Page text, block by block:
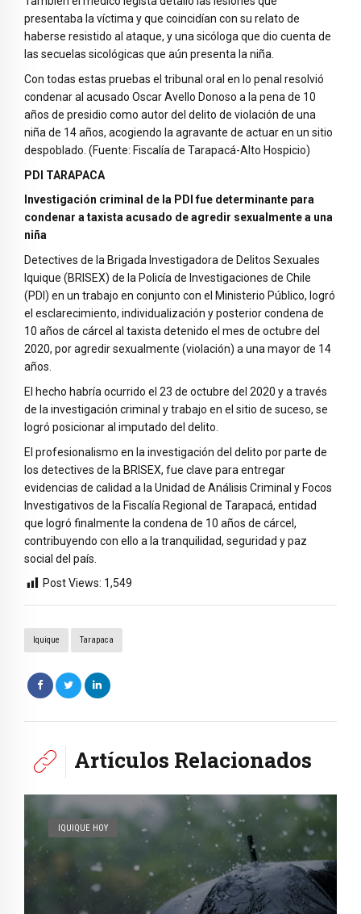
presentaba la víctima y que coincidían con su relato de
haberse resistido al ataque, y una sicóloga que dio cuenta de
las secuelas sicológicas que aún presenta la niña.
Con todas estas pruebas el tribunal oral en lo penal resolvió
condenar al acusado Oscar Avello Donoso a la pena de 10
años de presidio como autor del delito de violación de una
niña de 14 años, acogiendo la agravante de actuar en un sitio
despoblado. (Fuente: Fiscalía de Tarapacá-Alto Hospicio)
PDI TARAPACA
Investigación criminal de la PDI fue determinante para
condenar a taxista acusado de agredir sexualmente a una
niña
Detectives de la Brigada Investigadora de Delitos Sexuales
Iquique (BRISEX) de la Policía de Investigaciones de Chile
(PDI) en un trabajo en conjunto con el Ministerio Público, logró
el esclarecimiento, individualización y posterior condena de
10 años de cárcel al taxista detenido el mes de octubre del
2020, por agredir sexualmente (violación) a una mayor de 14
años.
El hecho habría ocurrido el 23 de octubre del 2020 y a través
de la investigación criminal y trabajo en el sitio de suceso, se
logró posicionar al imputado del delito.
El profesionalismo en la investigación del delito por parte de
los detectives de la BRISEX, fue clave para entregar
evidencias de calidad a la Unidad de Análisis Criminal y Focos
Investigativos de la Fiscalía Regional de Tarapacá, entidad
que logró finalmente la condena de 10 años de cárcel,
contribuyendo con ello a la tranquilidad, seguridad y paz
social del país.
Post Views: 1,549
Iquique Tarapaca
Artículos Relacionados
IQUIQUE HOY